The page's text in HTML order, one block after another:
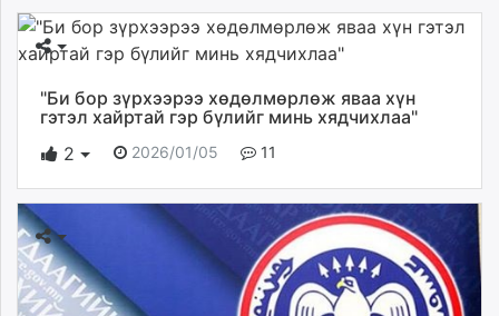
"Би бор зүрхээрээ хөдөлмөрлөж яваа хүн
гэтэл хайртай гэр бүлийг минь хядчихлаа"
2
2026/01/05 11